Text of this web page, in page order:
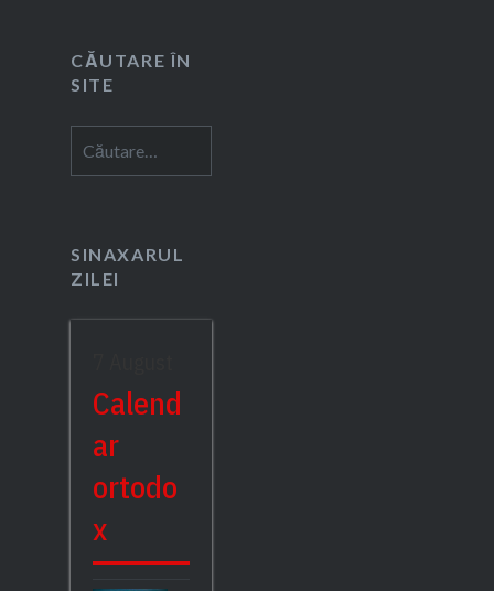
CĂUTARE ÎN
SITE
după:
SINAXARUL
ZILEI
Calend
ar
ortodo
x